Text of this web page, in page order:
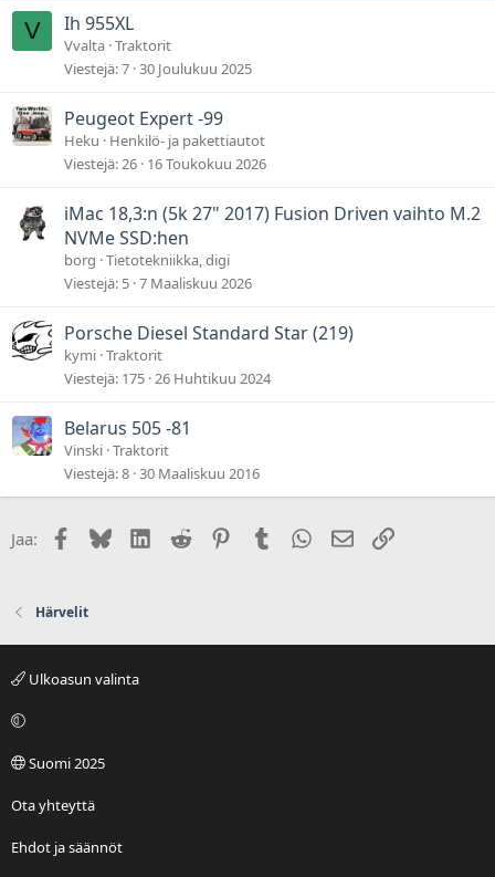
V Ih 955XL
Vvalta Traktorit
Viestejä 7 30 Joulukuu 2025
Peugeot Expert -99
Heku
Henkilö- ja pakettiautot
Viestejä 26 16 Toukokuu 2026
iMac 18,3:n (5k 27" 2017) Fusion Driven vaihto M.2
NVMe SSD:hen
borg Tietotekniikka, digi
Viestejä 5 7 Maaliskuu 2026
Porsche Diesel Standard Star (219)
kymi Traktorit
Viestejä 175 26 Huhtikuu 2024
Belarus 505 -81
Vinski Traktorit
Viestejä 8 30 Maaliskuu 2016
Jaa: Facebook
BlueskyLinkedIn
Reddit PinterestTumblr WhatsApp
Sähköposti
Linkki
Härvelit
Ulkoasun valinta
Suomi 2025
Ota yhteyttä
Ehdot ja säännöt